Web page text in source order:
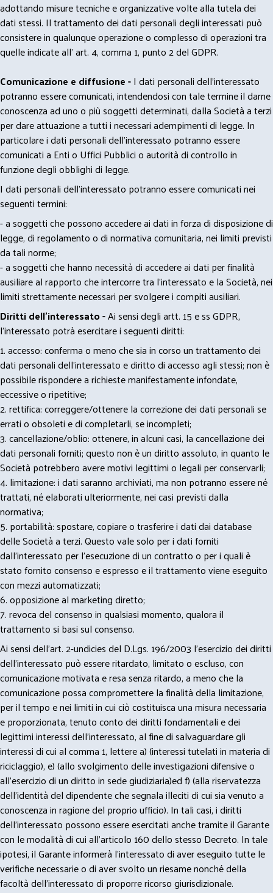
adottando misure tecniche e organizzative volte alla tutela dei
dati stessi. Il trattamento dei dati personali degli interessati può
consistere in qualunque operazione o complesso di operazioni tra
quelle indicate all' art. 4, comma 1, punto 2 del GDPR.
Comunicazione e diffusione -I dati personali dell’interessato
potranno essere comunicati, intendendosi con tale termine il darne
conoscenza ad uno o più soggetti determinati, dalla Società a terzi
per dare attuazione a tutti i necessari adempimenti di legge. In
particolare i dati personali dell’interessato potranno essere
comunicati a Enti o Uffici Pubblici o autorità di controllo in
funzione degli obblighi di legge.
I dati personali dell’interessato potranno essere comunicati nei
seguenti termini:
- a soggetti che possono accedere ai dati in forza di disposizione di
legge, di regolamento o di normativa comunitaria, nei limiti previsti
da tali norme;
- a soggetti che hanno necessità di accedere ai dati per finalità
ausiliare al rapporto che intercorre tra l’interessato e la Società, nei
limiti strettamente necessari per svolgere i compiti ausiliari.
Diritti dell’interessato -Ai sensi degli artt. 15 e ss GDPR,
l’interessato potrà esercitare i seguenti diritti:
1. accesso: conferma o meno che sia in corso un trattamento dei
dati personali dell’interessato e diritto di accesso agli stessi; non è
possibile rispondere a richieste manifestamente infondate,
eccessive o ripetitive;
2. rettifica: correggere/ottenere la correzione dei dati personali se
errati o obsoleti e di completarli, se incompleti;
3. cancellazione/oblio: ottenere, in alcuni casi, la cancellazione dei
dati personali forniti; questo non è un diritto assoluto, in quanto le
Società potrebbero avere motivi legittimi o legali per conservarli;
4. limitazione: i dati saranno archiviati, ma non potranno essere né
trattati, né elaborati ulteriormente, nei casi previsti dalla
normativa;
5. portabilità: spostare, copiare o trasferire i dati dai database
delle Società a terzi. Questo vale solo per i dati forniti
dall’interessato per l’esecuzione di un contratto o per i quali è
stato fornito consenso e espresso e il trattamento viene eseguito
con mezzi automatizzati;
6. opposizione al marketing diretto;
7. revoca del consenso in qualsiasi momento, qualora il
trattamento si basi sul consenso.
Ai sensi dell’art. 2-undicies del D.Lgs. 196/2003 l’esercizio dei diritti
dell’interessato può essere ritardato, limitato o escluso, con
comunicazione motivata e resa senza ritardo, a meno che la
comunicazione possa compromettere la finalità della limitazione,
per il tempo e nei limiti in cui ciò costituisca una misura necessaria
e proporzionata, tenuto conto dei diritti fondamentali e dei
legittimi interessi dell’interessato, al fine di salvaguardare gli
interessi di cui al comma 1, lettere a) (interessi tutelati in materia di
riciclaggio), e) (allo svolgimento delle investigazioni difensive o
all’esercizio di un diritto in sede giudiziaria)ed f) (alla riservatezza
dell’identità del dipendente che segnala illeciti di cui sia venuto a
conoscenza in ragione del proprio ufficio). In tali casi, i diritti
dell’interessato possono essere esercitati anche tramite il Garante
con le modalità di cui all’articolo 160 dello stesso Decreto. In tale
ipotesi, il Garante informerà l’interessato di aver eseguito tutte le
verifiche necessarie o di aver svolto un riesame nonché della
facoltà dell’interessato di proporre ricorso giurisdizionale.